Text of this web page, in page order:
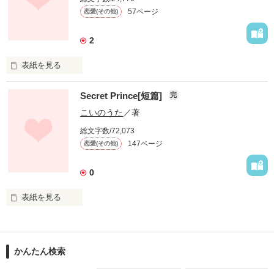
+++++
甘い短編第3弾。笑
ぜひ読んでみてください！
恋愛(その他) 57ページ
2
表紙を見る
「すっごく好き」
もっと触れたい、触りたい。
Secret Prince[短篇] 完
こいのうた ／著
総文字数/72,073
恋愛(その他) 147ページ
0
表紙を見る
完結★
サイド裕二、更新予定
かんたん検索